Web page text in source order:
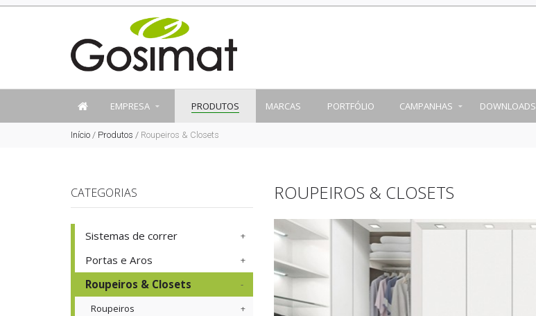
EMPRESA PRODUTOS MARCAS PORTFÓLIO CAMPANHAS DOWNLOADS
Início / Produtos / Roupeiros & Closets
CATEGORIAS
Sistemas de correr
Portas e Aros
Roupeiros & Closets
Roupeiros
ROUPEIROS & CLOSETS